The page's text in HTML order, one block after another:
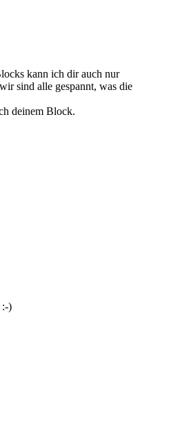
kann ich dir auch nur
sind alle gespannt, was die
deinem Block.
:-)